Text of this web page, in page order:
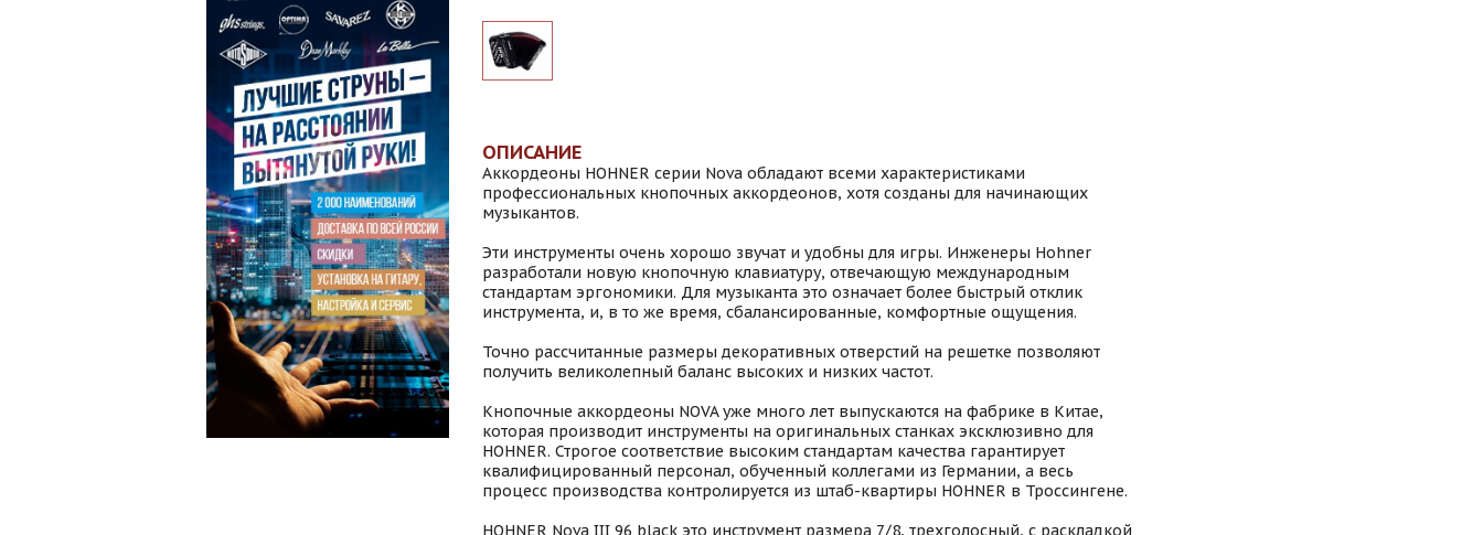
ОПИСАНИЕ
Аккордеоны HOHNER серии Nova обладают всеми характеристиками
профессиональных кнопочных аккордеонов, хотя созданы для начинающих
музыкантов.
Эти инструменты очень хорошо звучат и удобны для игры. Инженеры Hohner
разработали новую кнопочную клавиатуру, отвечающую международным
стандартам эргономики. Для музыканта это означает более быстрый отклик
инструмента, и, в то же время, сбалансированные, комфортные ощущения.
Точно рассчитанные размеры декоративных отверстий на решетке позволяют
получить великолепный баланс высоких и низких частот.
Кнопочные аккордеоны NOVA уже много лет выпускаются на фабрике в Китае,
которая производит инструменты на оригинальных станках эксклюзивно для
HOHNER. Строгое соответствие высоким стандартам качества гарантирует
квалифицированный персонал, обученный коллегами из Германии, а весь
процесс производства контролируется из штаб-квартиры HOHNER в Троссингене.
HOHNER Nova III 96 black это инструмент размера 7/8, трехголосный, с раскладкой